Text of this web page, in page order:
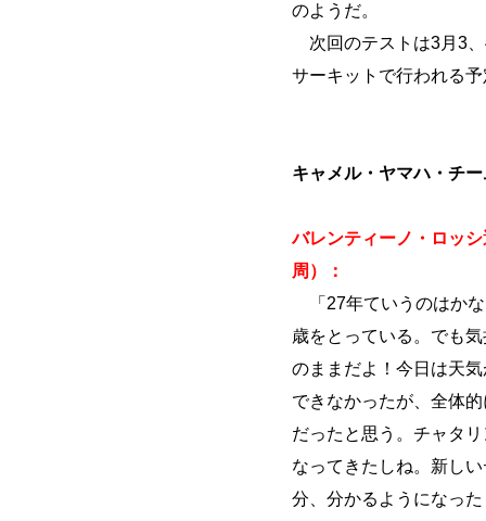
のようだ。
次回のテストは3月3
サーキットで行われる
キャメル・ヤマハ・チー
バレンティーノ・ロッ
周）：
「27年ていうのはか
歳をとっている。でも
のままだよ！今日は天
できなかったが、全体
だったと思う。チャタ
なってきたしね。新し
分、分かるようになっ